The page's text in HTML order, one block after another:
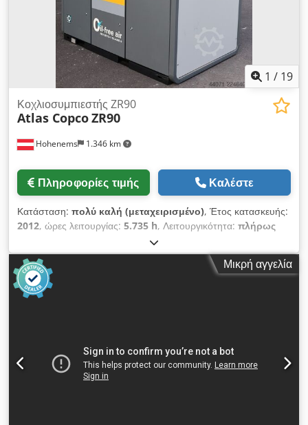
1 / 19
Hohenems 1.346 km
Κοχλιοσυμπιεστής ZR90
Atlas CopcoZR90
Πληροφορίες τιμής Καλέστε
Κατάσταση: πολύ καλή (μεταχειρισμένο), Έτος κατασκευής:
2012, ώρες λειτουργίας: 5.735 h, Λειτουργικότητα: πλήρως
, Συμπιεστής βιδωτός, χωρίς χρήση λαδιού, της
Atlas Copco, μοντέλο ZR90. Ισχύς: 90 kW Πίεση: 7,50 bar
Chsdpfszqvvaox Ah Toa Παραγωγή: 14 m3/min Έτος
κατασκευής: 2012 Ώρες λειτουργίας: 5735
Μικρή αγγελία